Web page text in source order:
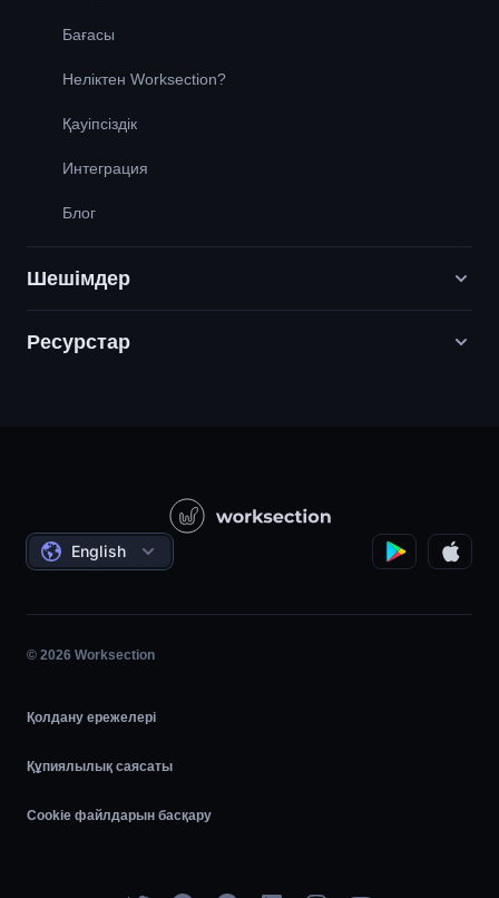
Бағасы
Неліктен Worksection?
Қауіпсіздік
Интеграция
Блог
Шешімдер
Цифрлық маркетинг агенттіктері
Әлеуметтік жобалар
Жобаны басқару
Сағаттық жұмыс
Шапшаң
Ресурстар
Келісімдер
English
© 2026 Worksection
Қолдану ережелері
Құпиялылық саясаты
Cookie файлдарын басқару